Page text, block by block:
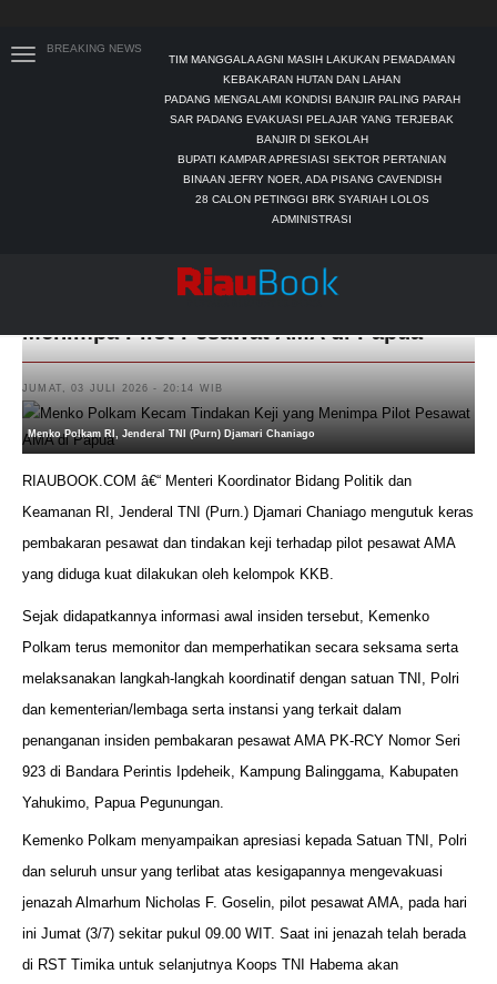
BREAKING NEWS
TIM MANGGALA AGNI MASIH LAKUKAN PEMADAMAN
KEBAKARAN HUTAN DAN LAHAN
PADANG MENGALAMI KONDISI BANJIR PALING PARAH
SAR PADANG EVAKUASI PELAJAR YANG TERJEBAK
BANJIR DI SEKOLAH
BUPATI KAMPAR APRESIASI SEKTOR PERTANIAN
BINAAN JEFRY NOER, ADA PISANG CAVENDISH
28 CALON PETINGGI BRK SYARIAH LOLOS
ADMINISTRASI
Menko Polkam Kecam Tindakan Keji yang
Menimpa Pilot Pesawat AMA di Papua
JUMAT, 03 JULI 2026 - 20:14 WIB
Menko Polkam RI, Jenderal TNI (Purn) Djamari Chaniago
RIAUBOOK.COM â€“ Menteri Koordinator Bidang Politik dan
Keamanan RI, Jenderal TNI (Purn.) Djamari Chaniago mengutuk keras
pembakaran pesawat dan tindakan keji terhadap pilot pesawat AMA
yang diduga kuat dilakukan oleh kelompok KKB.
Sejak didapatkannya informasi awal insiden tersebut, Kemenko
Polkam terus memonitor dan memperhatikan secara seksama serta
melaksanakan langkah-langkah koordinatif dengan satuan TNI, Polri
dan kementerian/lembaga serta instansi yang terkait dalam
penanganan insiden pembakaran pesawat AMA PK-RCY Nomor Seri
923 di Bandara Perintis Ipdeheik, Kampung Balinggama, Kabupaten
Yahukimo, Papua Pegunungan.
Kemenko Polkam menyampaikan apresiasi kepada Satuan TNI, Polri
dan seluruh unsur yang terlibat atas kesigapannya mengevakuasi
jenazah Almarhum Nicholas F. Goselin, pilot pesawat AMA, pada hari
ini Jumat (3/7) sekitar pukul 09.00 WIT. Saat ini jenazah telah berada
di RST Timika untuk selanjutnya Koops TNI Habema akan